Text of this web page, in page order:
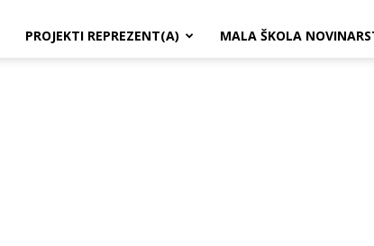
PROJEKTI REPREZENT(A) MALA ŠKOLA